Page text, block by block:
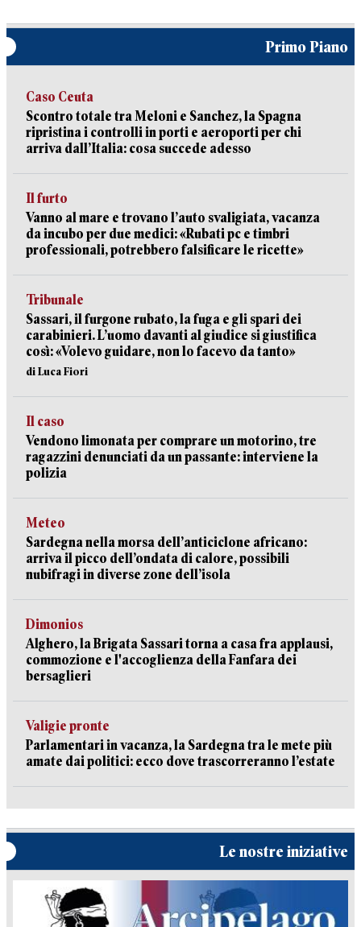
Primo Piano
Caso Ceuta
Scontro totale tra Meloni e Sanchez, la Spagna
ripristina i controlli in porti e aeroporti per chi
arriva dall’Italia: cosa succede adesso
Il furto
Vanno al mare e trovano l’auto svaligiata, vacanza
da incubo per due medici: «Rubati pc e timbri
professionali, potrebbero falsificare le ricette»
Tribunale
Sassari, il furgone rubato, la fuga e gli spari dei
carabinieri. L’uomo davanti al giudice si giustifica
così: «Volevo guidare, non lo facevo da tanto»
di Luca Fiori
Il caso
Vendono limonata per comprare un motorino, tre
ragazzini denunciati da un passante: interviene la
polizia
Meteo
Sardegna nella morsa dell’anticiclone africano:
arriva il picco dell’ondata di calore, possibili
nubifragi in diverse zone dell’isola
Dimonios
Alghero, la Brigata Sassari torna a casa fra applausi,
commozione e l'accoglienza della Fanfara dei
bersaglieri
Valigie pronte
Parlamentari in vacanza, la Sardegna tra le mete più
amate dai politici: ecco dove trascorreranno l’estate
Le nostre iniziative